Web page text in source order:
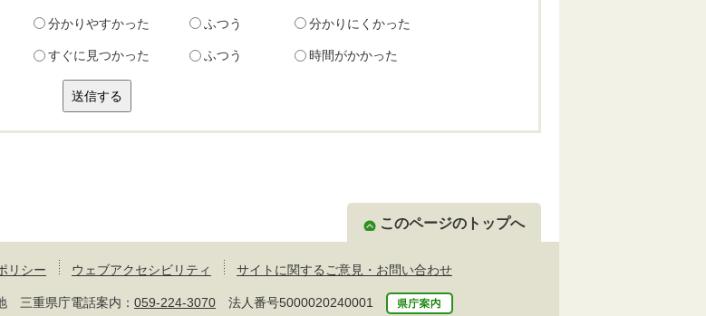
分かりやすかった ふつう 分かりにくかった
すぐに見つかった ふつう 時間がかかった
このページのトップへ
リシー ウェブアクセシビリティ サイトに関するご意見・お問い合わせ
三重県庁電話案内： 059-224-3070 法人番号5000020240001